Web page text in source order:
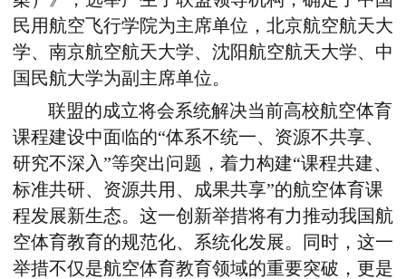
民用航空飞行学院为主席单位，北京航空航天大
学、南京航空航天大学、沈阳航空航天大学、中
国民航大学为副主席单位。
联盟的成立将会系统解决当前高校航空体育
课程建设中面临的“体系不统一、资源不共享、
研究不深入”等突出问题，着力构建“课程共建、
标准共研、资源共用、成果共享”的航空体育课
程发展新生态。这一创新举措将有力推动我国航
空体育教育的规范化、系统化发展。同时，这一
举措不仅是航空体育教育领域的重要突破，更是